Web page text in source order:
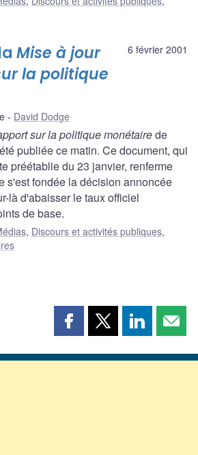
6 février 2001
Mise à jour
la politique
David Dodge
sur la politique monétairede
publiée ce matin. Ce document, qui
préétablie du 23 janvier, renferme
s'est fondée la décision annoncée
là d'abaisser le taux officiel
de base.
, Discours et activités publiques,
Partager
page
Partager
page
Partager
page page